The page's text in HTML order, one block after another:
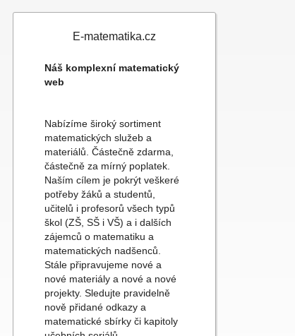
E-matematika.cz
Náš komplexní matematický
web
Nabízíme široký sortiment
matematických služeb a
materiálů. Částečně zdarma,
částečně za mírný poplatek.
Naším cílem je pokrýt veškeré
potřeby žáků a studentů,
učitelů i profesorů všech typů
škol (ZŠ, SŠ i VŠ) a i dalších
zájemců o matematiku a
matematických nadšenců.
Stále připravujeme nové a
nové materiály a nové a nové
projekty. Sledujte pravidelně
nově přidané odkazy a
matematické sbírky či kapitoly